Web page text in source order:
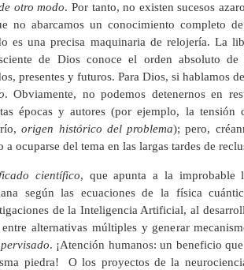
otro modo. Por tanto, no existen sucesos
no abarcamos un conocimiento completo
es una precisa maquinaria de relojería. La
de Dios conoce el orden absoluto
presentes y futuros. Para Dios, si hablamos
. Obviamente, no podemos detenernos en
épocas y autores (por ejemplo, la tensión
origen histórico del problema); pero,
a ocuparse del tema en las largas tardes de
científico, que apunta a la improbable
según las ecuaciones de la física
de la Inteligencia Artificial, al
alternativas múltiples y generar
. ¡Atención humanos: un beneficio
piedra!
O los proyectos de la